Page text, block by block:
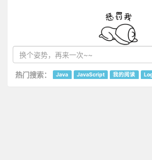
热门搜索： Java JavaScript 我的阅读